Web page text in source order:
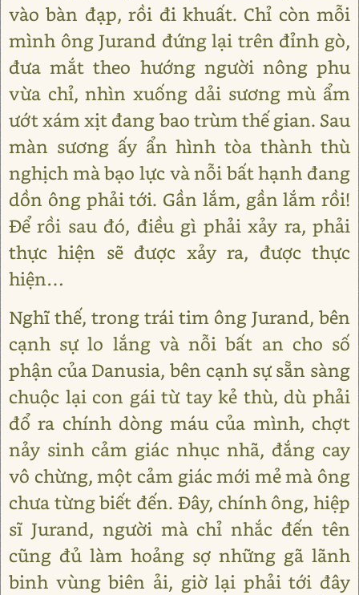
vào bàn đạp, rồi đi khuất. Chỉ còn mỗi
mình ông Jurand đứng lại trên đỉnh gò,
đưa mắt theo hướng người nông phu
vừa chỉ, nhìn xuống dải sương mù ẩm
ướt xám xịt đang bao trùm thế gian. Sau
màn sương ấy ẩn hình tòa thành thù
nghịch mà bạo lực và nỗi bất hạnh đang
dồn ông phải tới. Gần lắm, gần lắm rồi!
Để rồi sau đó, điều gì phải xảy ra, phải
thực hiện sẽ được xảy ra, được thực
hiện…
Nghĩ thế, trong trái tim ông Jurand, bên
cạnh sự lo lắng và nỗi bất an cho số
phận của Danusia, bên cạnh sự sẵn sàng
chuộc lại con gái từ tay kẻ thù, dù phải
đổ ra chính dòng máu của mình, chợt
nảy sinh cảm giác nhục nhã, đắng cay
vô chừng, một cảm giác mới mẻ mà ông
chưa từng biết đến. Đây, chính ông, hiệp
sĩ Jurand, người mà chỉ nhắc đến tên
cũng đủ làm hoảng sợ những gã lãnh
binh vùng biên ải, giờ lại phải tới đây